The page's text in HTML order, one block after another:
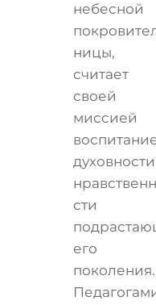
небесной
ницы,
считает
своей
миссией
сти
его
поколения.